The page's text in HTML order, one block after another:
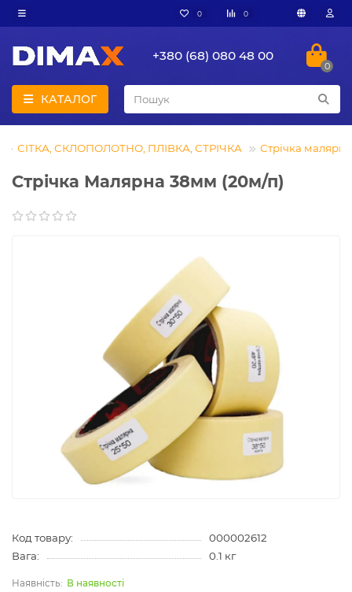
0 0
+380 (68) 080 48 00
0
КАТАЛОГ
СІТКА, СКЛОПОЛОТНО, ПЛІВКА, СТРІЧКА Стрічка малярна
Стрічка Малярна 38мм (20м/п)
Код товару:
000002612
Вага:
0.1 кг
В наявності